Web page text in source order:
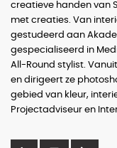
creatieve handen van
met creaties. Van
gestudeerd aan
gespecialiseerd in
All-Round stylist.
en dirigeert ze
gebied van kleur,
Projectadviseur en